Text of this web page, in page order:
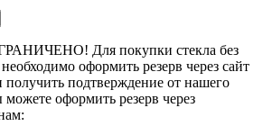
Для покупки стекла без
оформить резерв через сайт
подтверждение от нашего
оформить резерв через